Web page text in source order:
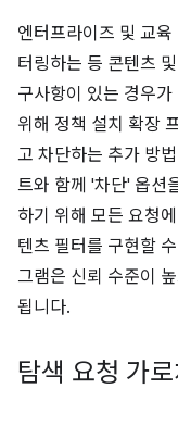
엔터프라이즈 및 교
터링하는 등 콘텐츠
구사항이 있는 경우가
위해 정책 설치 확장
고 차단하는 추가 방
트와 함께 '차단' 옵션
하기 위해 모든 요청
텐츠 필터를 구현할
그램은 신뢰 수준이
됩니다.
탐색 요청 가로